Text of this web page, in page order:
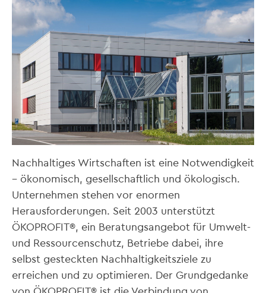
Nachhaltiges Wirtschaften ist eine Notwendigkeit
– ökonomisch, gesellschaftlich und ökologisch.
Unternehmen stehen vor enormen
Herausforderungen. Seit 2003 unterstützt
ÖKOPROFIT®, ein Beratungsangebot für Umwelt-
und Ressourcenschutz, Betriebe dabei, ihre
selbst gesteckten Nachhaltigkeitsziele zu
erreichen und zu optimieren. Der Grundgedanke
von ÖKOPROFIT® ist die Verbindung von